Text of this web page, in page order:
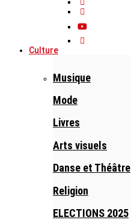
Culture
Musique
Mode
Livres
Arts visuels
Danse et Théâtre
Religion
ELECTIONS 2025